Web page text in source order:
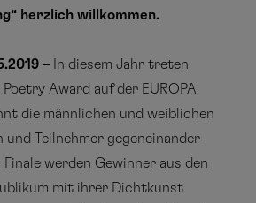
herzlich willkommen.
– In diesem Jahr treten
Award auf der EUROPA
die männlichen und weiblichen
und Teilnehmer gegeneinander
Finale werden Gewinner aus den
mit ihrer Dichtkunst